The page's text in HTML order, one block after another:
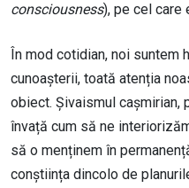
consciousness), pe cel care
În mod cotidian, noi suntem
cunoașterii, toată atenția
obiect. Șivaismul cașmirian,
învață cum să ne
să o menținem în
conștiința dincolo de